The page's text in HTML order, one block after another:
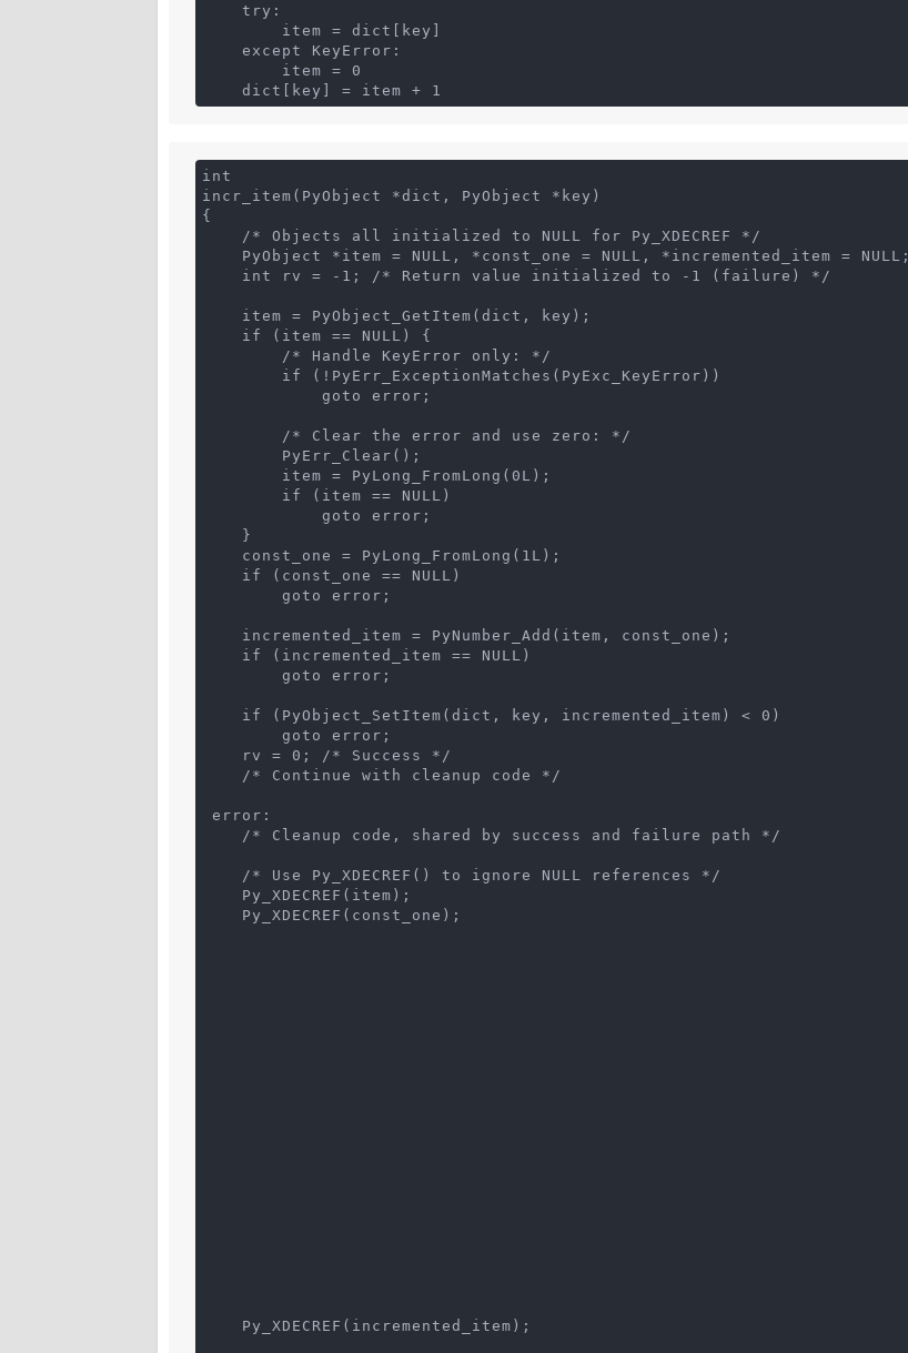
    try:
        item = dict[key]
    except KeyError:
        item = 0
    dict[key] = item + 1
int
incr_item(PyObject *dict, PyObject *key)
{
    /* Objects all initialized to NULL for Py_XDECREF */
    PyObject *item = NULL, *const_one = NULL, *incremented_item = NULL;
    int rv = -1; /* Return value initialized to -1 (failure) */
    item = PyObject_GetItem(dict, key);
    if (item == NULL) {
        /* Handle KeyError only: */
        if (!PyErr_ExceptionMatches(PyExc_KeyError))
            goto error;
        /* Clear the error and use zero: */
        PyErr_Clear();
        item = PyLong_FromLong(0L);
        if (item == NULL)
            goto error;
    }
    const_one = PyLong_FromLong(1L);
    if (const_one == NULL)
        goto error;
    incremented_item = PyNumber_Add(item, const_one);
    if (incremented_item == NULL)
        goto error;
    if (PyObject_SetItem(dict, key, incremented_item) < 0)
        goto error;
    rv = 0; /* Success */
    /* Continue with cleanup code */
error:
    /* Cleanup code, shared by success and failure path */
    /* Use Py_XDECREF() to ignore NULL references */
    Py_XDECREF(item);
    Py_XDECREF(const_one);
    Py_XDECREF(incremented_item);